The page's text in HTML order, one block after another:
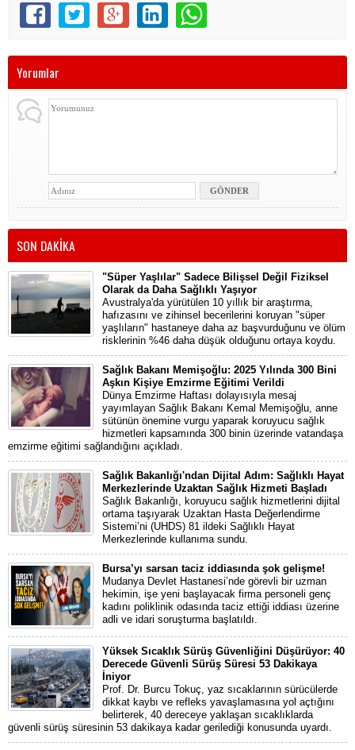
Yorumlar
SON DAKİKA
"Süper Yaşlılar" Sadece Bilişsel Değil Fiziksel
Olarak da Daha Sağlıklı Yaşıyor
Avustralya'da yürütülen 10 yıllık bir araştırma,
hafızasını ve zihinsel becerilerini koruyan "süper
yaşlıların" hastaneye daha az başvurduğunu ve ölüm
risklerinin %46 daha düşük olduğunu ortaya koydu.
Sağlık Bakanı Memişoğlu: 2025 Yılında 300 Bini
Aşkın Kişiye Emzirme Eğitimi Verildi
Dünya Emzirme Haftası dolayısıyla mesaj
yayımlayan Sağlık Bakanı Kemal Memişoğlu, anne
sütünün önemine vurgu yaparak koruyucu sağlık
hizmetleri kapsamında 300 binin üzerinde vatandaşa
emzirme eğitimi sağlandığını açıkladı.
Sağlık Bakanlığı'ndan Dijital Adım: Sağlıklı Hayat
Merkezlerinde Uzaktan Sağlık Hizmeti Başladı
Sağlık Bakanlığı, koruyucu sağlık hizmetlerini dijital
ortama taşıyarak Uzaktan Hasta Değerlendirme
Sistemi’ni (UHDS) 81 ildeki Sağlıklı Hayat
Merkezlerinde kullanıma sundu.
Bursa’yı sarsan taciz iddiasında şok gelişme!
Mudanya Devlet Hastanesi’nde görevli bir uzman
hekimin, işe yeni başlayacak firma personeli genç
kadını poliklinik odasında taciz ettiği iddiası üzerine
adli ve idari soruşturma başlatıldı.
Yüksek Sıcaklık Sürüş Güvenliğini Düşürüyor: 40
Derecede Güvenli Sürüş Süresi 53 Dakikaya
İniyor
Prof. Dr. Burcu Tokuç, yaz sıcaklarının sürücülerde
dikkat kaybı ve refleks yavaşlamasına yol açtığını
belirterek, 40 dereceye yaklaşan sıcaklıklarda
güvenli sürüş süresinin 53 dakikaya kadar gerilediği konusunda uyardı.